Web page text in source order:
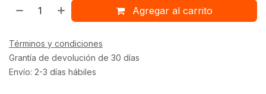
Agregar al carrito
Términos y condiciones
Grantía de devolución de 30 días
Envío: 2-3 días hábiles